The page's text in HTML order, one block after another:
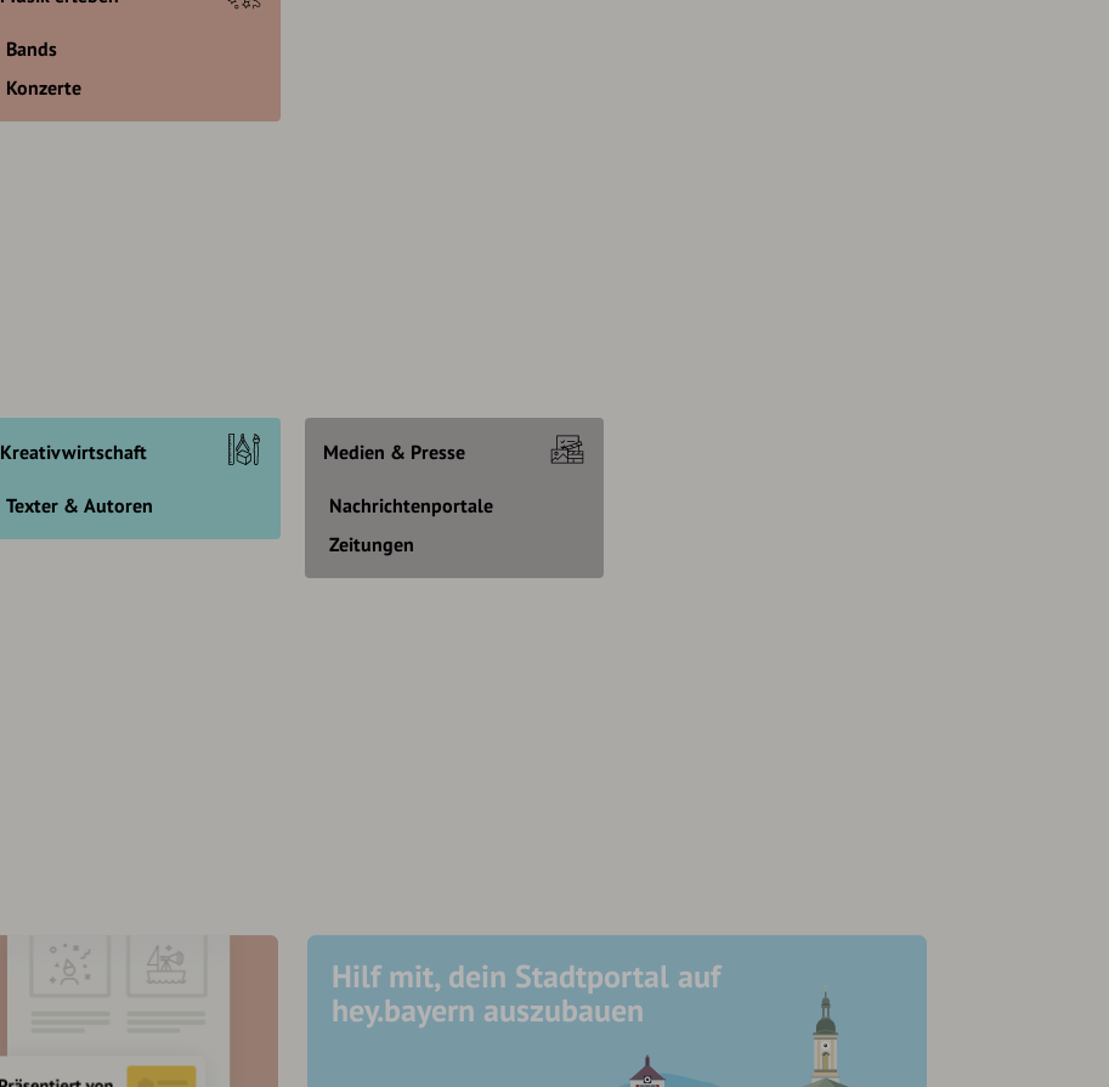
Bands
Konzerte
Kreativwirtschaft
Texter & Autoren
Medien & Presse
Nachrichtenportale
Zeitungen
Hilf mit, dein Stadtportal auf
hey.bayern auszubauen